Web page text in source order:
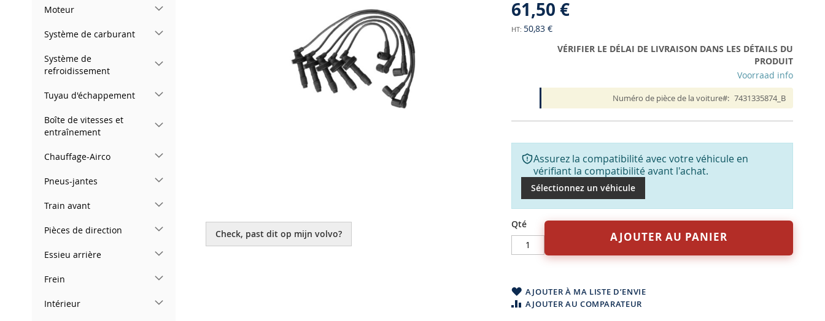
to
the
beginning
61,50 €
50,83 €
VÉRIFIER LE DÉLAI DE LIVRAISON DANS LES DÉTAILS DU
PRODUIT
Voorraad info
Numéro de pièce de la voiture 7431335874_B
Assurez la compatibilité avec votre véhicule en
vérifiant la compatibilité avant l'achat.
Sélectionnez un véhicule
Qté
AJOUTER AU PANIER
AJOUTER À MA LISTE D’ENVIE
AJOUTER AU COMPARATEUR
Check, past dit op mijn volvo?
Moteur
Système de carburant
Système de
refroidissement
Tuyau d'échappement
Boîte de vitesses et
entraînement
Chauffage-Airco
Pneus-jantes
Train avant
Pièces de direction
Essieu arrière
Frein
Intérieur